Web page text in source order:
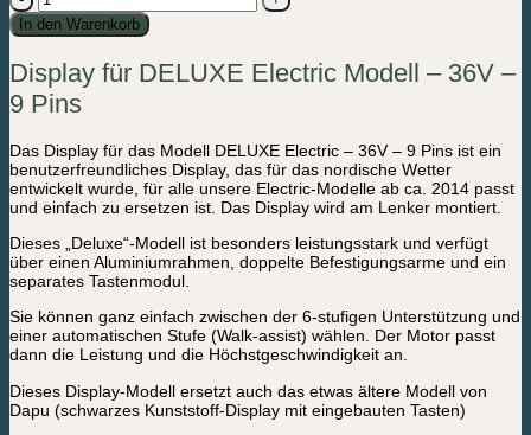
für
DELUXE
Modell
36V
9
Pins
Menge
In den Warenkorb
Display für DELUXE Electric Modell – 36V –
9 Pins
Das Display für das Modell DELUXE Electric – 36V – 9 Pins ist ein
benutzerfreundliches Display, das für das nordische Wetter
entwickelt wurde, für alle unsere Electric-Modelle ab ca. 2014 passt
und einfach zu ersetzen ist. Das Display wird am Lenker montiert.
Dieses „Deluxe“-Modell ist besonders leistungsstark und verfügt
über einen Aluminiumrahmen, doppelte Befestigungsarme und ein
separates Tastenmodul.
Sie können ganz einfach zwischen der 6-stufigen Unterstützung und
einer automatischen Stufe (Walk-assist) wählen. Der Motor passt
dann die Leistung und die Höchstgeschwindigkeit an.
Dieses Display-Modell ersetzt auch das etwas ältere Modell von
Dapu (schwarzes Kunststoff-Display mit eingebauten Tasten)